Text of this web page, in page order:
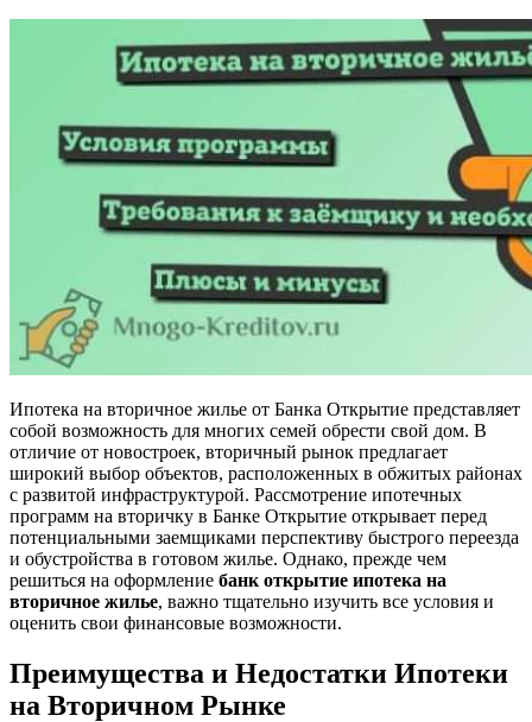
Ипотека на вторичное жилье от Банка Открытие представляет
собой возможность для многих семей обрести свой дом. В
отличие от новостроек, вторичный рынок предлагает
широкий выбор объектов, расположенных в обжитых районах
с развитой инфраструктурой. Рассмотрение ипотечных
программ на вторичку в Банке Открытие открывает перед
потенциальными заемщиками перспективу быстрого переезда
и обустройства в готовом жилье. Однако, прежде чем
решиться на оформление банк открытие ипотека на
вторичное жилье, важно тщательно изучить все условия и
оценить свои финансовые возможности.
Преимущества и Недостатки Ипотеки
на Вторичном Рынке